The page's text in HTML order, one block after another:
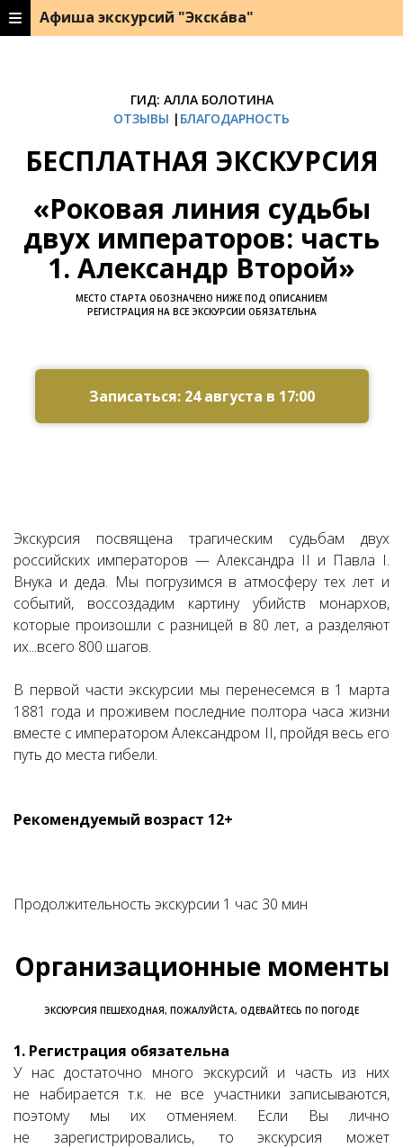
Афиша экскурсий "Экска́ва"
ГИД: АЛЛА БОЛОТИНА
ОТЗЫВЫ | БЛАГОДАРНОСТЬ
БЕСПЛАТНАЯ ЭКСКУРСИЯ
«Роковая линия судьбы
двух императоров: часть
1. Александр Второй»
МЕСТО СТАРТА ОБОЗНАЧЕНО НИЖЕ ПОД ОПИСАНИЕМ
РЕГИСТРАЦИЯ НА ВСЕ ЭКСКУРСИИ ОБЯЗАТЕЛЬНА
Ссылка на это место страницы:#zapis
Записаться: 24 августа в 17:00
Экскурсия посвящена трагическим судьбам двух
российских императоров — Александра II и Павла I.
Внука и деда. Мы погрузимся в атмосферу тех лет и
событий, воссоздадим картину убийств монархов,
которые произошли с разницей в 80 лет, а разделяют
их...всего 800 шагов.
В первой части экскурсии мы перенесемся в 1 марта
1881 года и проживем последние полтора часа жизни
вместе с императором Александром II, пройдя весь его
путь до места гибели.
Рекомендуемый возраст 12+
Продолжительность экскурсии 1 час 30 мин
Организационные моменты
ЭКСКУРСИЯ ПЕШЕХОДНАЯ, ПОЖАЛУЙСТА, ОДЕВАЙТЕСЬ ПО ПОГОДЕ
1. Регистрация обязательна
У нас достаточно много экскурсий и часть из них
не набирается т.к. не все участники записываются,
поэтому мы их отменяем. Если Вы лично
не зарегистрировались, то экскурсия может